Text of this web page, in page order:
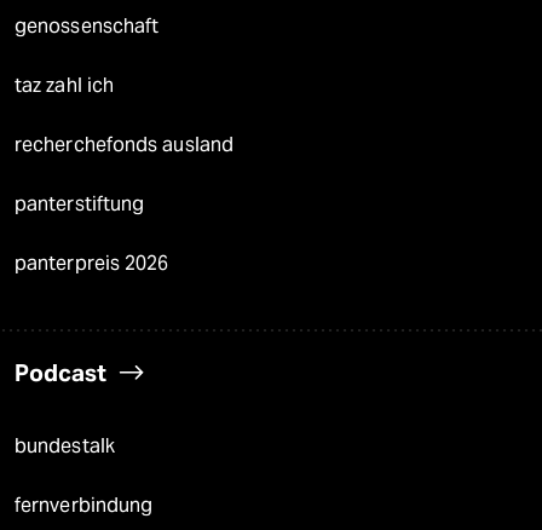
genossenschaft
taz zahl ich
recherchefonds ausland
panterstiftung
panterpreis 2026
Podcast
bundestalk
fernverbindung